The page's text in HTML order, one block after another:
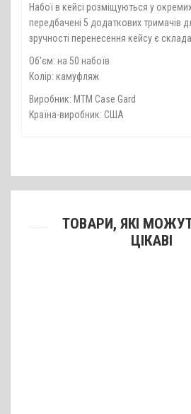
Набої в кейсі розміщуються у
передбачені 5 додаткових тримачів
зручності перенесення кейсу є
Об'єм: на 50 набоїв
Колір: камуфляж
Виробник: MTM Case Gard
Країна-виробник: США
ТОВАРИ, ЯКІ
ЦІКАВІ